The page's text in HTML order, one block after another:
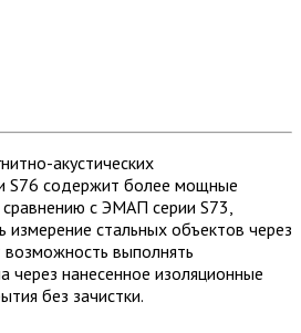
акустических
S76 содержит более мощные
с ЭМАП серии S73,
стальных объектов через
выполнять
нанесенное изоляционные
без зачистки.